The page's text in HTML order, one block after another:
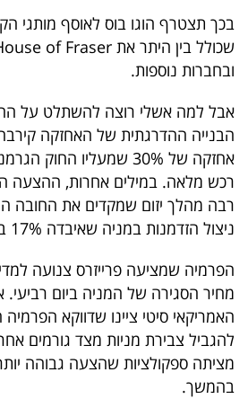
UNDER
40
שיתופי
פעולה
דרושים
ניוזלטרים
מייל
אדום
בכך תצטרף הוגו בוס לאוסף מותגי
ובחברות נוספות.
אבל למה אשלי רוצה להשתלט על
הבנייה ההדרגתית של האחזקה
אחזקה של 30% שמעליו
רכש מלאה. במילים אחרות, ההצעה
רבה מהלך יזום שמקדים את החובה
ניצול הזדמנות במניה שאיבדה 17% ב-5 השנים האחרונות.
מחיר הסגירה של המניה ביום רביעי.
האמריקאי סיטי ציינו שדווקא
להגביל צבירת מניות מצד גורמים
מציתה ספקולציות שהצעה גבוהה
בהמשך.